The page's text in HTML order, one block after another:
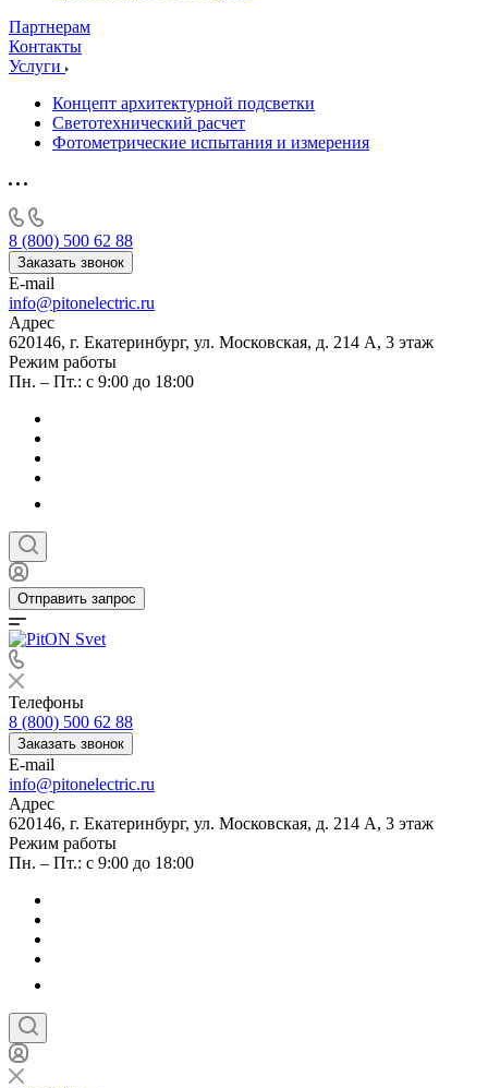
Партнерам
Контакты
Услуги
Концепт архитектурной подсветки
Светотехнический расчет
Фотометрические испытания и измерения
8 (800) 500 62 88
Заказать звонок
E-mail
info@pitonelectric.ru
Адрес
620146, г. Екатеринбург, ул. Московская, д. 214 А, 3 этаж
Режим работы
Пн. – Пт.: с 9:00 до 18:00
Отправить запрос
Телефоны
8 (800) 500 62 88
Заказать звонок
E-mail
info@pitonelectric.ru
Адрес
620146, г. Екатеринбург, ул. Московская, д. 214 А, 3 этаж
Режим работы
Пн. – Пт.: с 9:00 до 18:00